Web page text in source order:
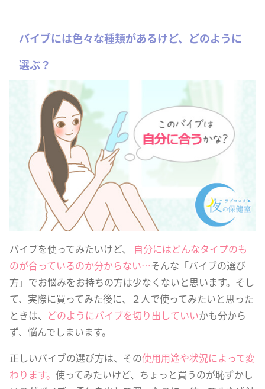
バイブには色々な種類があるけど、どのように
選ぶ？
バイブを使ってみたいけど、 自分にはどんなタイプのも
のが合っているのか分からない…そんな「バイブの選び
方」でお悩みをお持ちの方は少なくないと思います。そし
て、実際に買ってみた後に、２人で使ってみたいと思った
ときは、 どのようにバイブを切り出していいかも分から
ず、悩んでしまいます。
正しいバイブの選び方は、その使用用途や状況によって変
わります。 使ってみたいけど、ちょっと買うのが恥ずかし